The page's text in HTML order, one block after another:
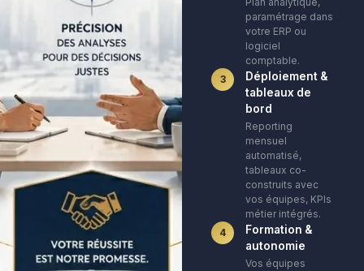
paramétrage dans
votre ERP ou
logiciel
comptable.
3
Déploiement &
tableaux de
bord
Reporting
mensuel
automatisé,
tableaux co-
construits avec
vos équipes, KPIs
métier intégrés.
4
Formation &
autonomie
Vos équipes